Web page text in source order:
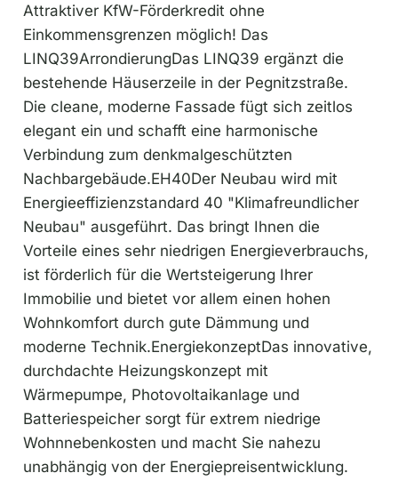
Attraktiver KfW-Förderkredit ohne
Einkommensgrenzen möglich! Das
LINQ39ArrondierungDas LINQ39 ergänzt die
bestehende Häuserzeile in der Pegnitzstraße.
Die cleane, moderne Fassade fügt sich zeitlos
elegant ein und schafft eine harmonische
Verbindung zum denkmalgeschützten
Nachbargebäude.EH40Der Neubau wird mit
Energieeffizienzstandard 40 "Klimafreundlicher
Neubau" ausgeführt. Das bringt Ihnen die
Vorteile eines sehr niedrigen Energieverbrauchs,
ist förderlich für die Wertsteigerung Ihrer
Immobilie und bietet vor allem einen hohen
Wohnkomfort durch gute Dämmung und
moderne Technik.EnergiekonzeptDas innovative,
durchdachte Heizungskonzept mit
Wärmepumpe, Photovoltaikanlage und
Batteriespeicher sorgt für extrem niedrige
Wohnnebenkosten und macht Sie nahezu
unabhängig von der Energiepreisentwicklung.